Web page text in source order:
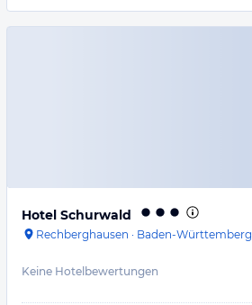
Hotel Schurwald
Rechberghausen · Baden-Württemberg
Keine Hotelbewertungen